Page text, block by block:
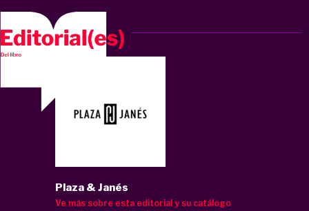
Plaza & Janés
Ve más sobre esta editorial y su catálogo